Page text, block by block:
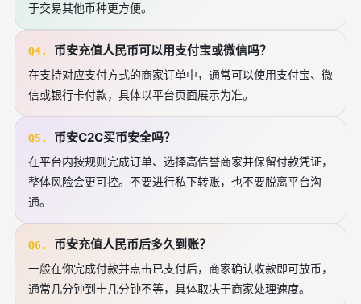
于交易其他币种更方便。
Q4. 币安充值人民币可以用支付宝或微信吗？
在支持对应支付方式的商家订单中，通常可以使用支付宝、微
信或银行卡付款，具体以平台页面展示为准。
Q5. 币安C2C买币安全吗？
在平台内按规则完成订单、选择高信誉商家并保留付款凭证，
整体风险会更可控。不要进行私下转账，也不要脱离平台沟
通。
Q6. 币安充值人民币后多久到账？
一般在你完成付款并点击已支付后，商家确认收款即可放币，
通常几分钟到十几分钟不等，具体取决于商家处理速度。